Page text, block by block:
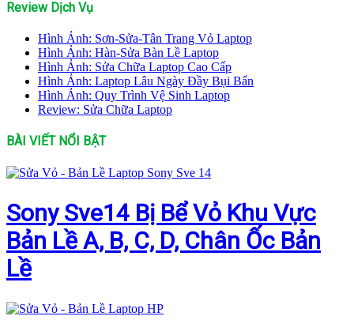
Review Dịch Vụ
Hình Ảnh: Sơn-Sửa-Tân Trang Vỏ Laptop
Hình Ảnh: Hàn-Sửa Bàn Lề Laptop
Hình Ảnh: Sửa Chữa Laptop Cao Cấp
Hình Ảnh: Laptop Lâu Ngày Đầy Bụi Bẩn
Hình Ảnh: Quy Trình Vệ Sinh Laptop
Review: Sửa Chữa Laptop
BÀI VIẾT NỔI BẬT
Sony Sve14 Bị Bể Vỏ Khu Vực
Bản Lề A, B, C, D, Chân Ốc Bản
Lề